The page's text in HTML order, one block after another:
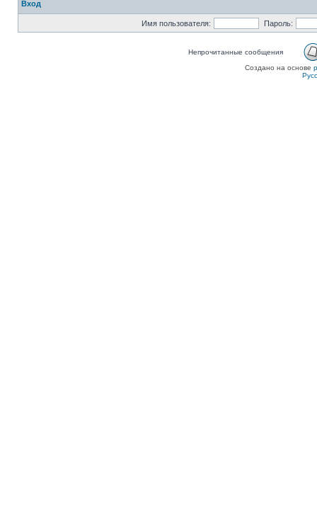
Вход
Имя пользователя: Пароль:
Непрочитанные сообщения
Создано на основе